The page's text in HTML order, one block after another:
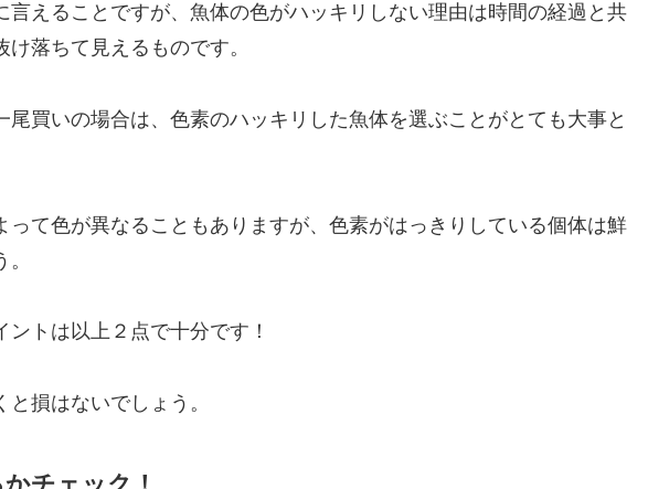
言えることですが、魚体の色がハッキリしない理由は時間の経過と共
落ちて見えるものです。
尾買いの場合は、色素のハッキリした魚体を選ぶことがとても大事と
って色が異なることもありますが、色素がはっきりしている個体は鮮
トは以上２点で十分です！
損はないでしょう。